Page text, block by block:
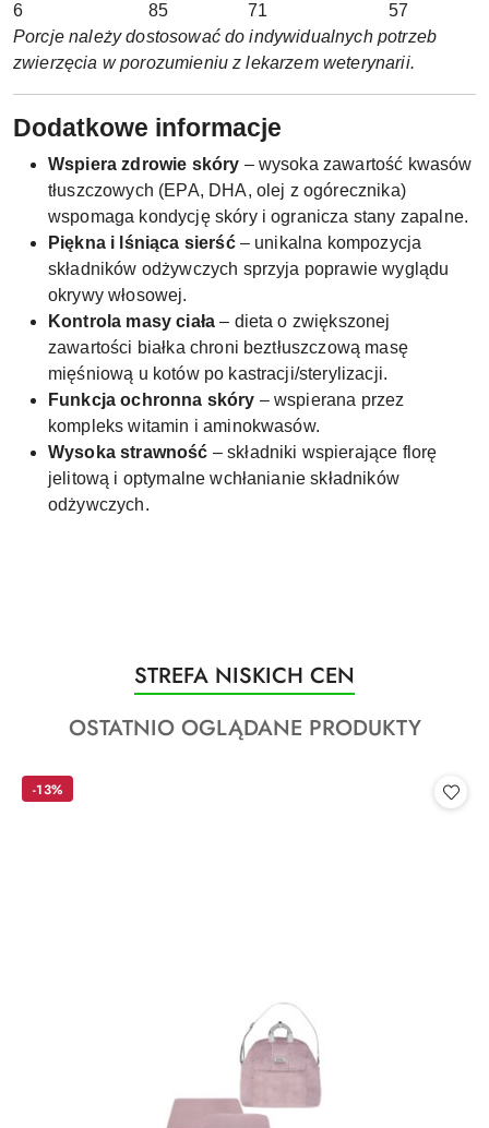
6
85 71
57
Porcje należy dostosować do indywidualnych potrzeb
zwierzęcia w porozumieniu z lekarzem weterynarii.
Dodatkowe informacje
Wspiera zdrowie skóry – wysoka zawartość kwasów
tłuszczowych (EPA, DHA, olej z ogórecznika)
wspomaga kondycję skóry i ogranicza stany zapalne.
Piękna i lśniąca sierść– unikalna kompozycja
składników odżywczych sprzyja poprawie wyglądu
okrywy włosowej.
Kontrola masy ciała – dieta o zwiększonej
zawartości białka chroni beztłuszczową masę
mięśniową u kotów po kastracji/sterylizacji.
Funkcja ochronna skóry – wspierana przez
kompleks witamin i aminokwasów.
Wysoka strawność – składniki wspierające florę
jelitową i optymalne wchłanianie składników
odżywczych.
Pomiń karuzelę produktów
Produkty
o
statusie:
STREFA NISKICH CEN
Produkty
statusie:
OSTATNIO OGLĄDANE PRODUKTY
-13%